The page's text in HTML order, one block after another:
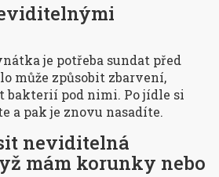
je potřeba sundat před
může způsobit zbarvení,
bakterií pod nimi. Po jídle si
a pak je znovu nasadíte.
neviditelná
mám korunky nebo